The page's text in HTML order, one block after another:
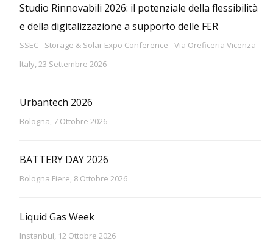
Studio Rinnovabili 2026: il potenziale della flessibilità
e della digitalizzazione a supporto delle FER
SSEC - Storage & Solar Expo Conference - Via Oreficeria Vicenza -
Italy, 23 Settembre 2026
Urbantech 2026
Bologna, 7 Ottobre 2026
BATTERY DAY 2026
Bologna Fiere, 8 Ottobre 2026
Liquid Gas Week
Instanbul, 12 Ottobre 2026